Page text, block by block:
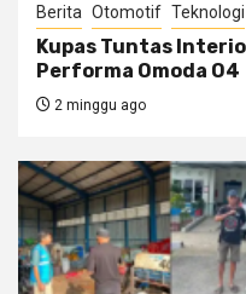
Berita Otomotif Teknologi
Kupas Tuntas
Performa Omoda O4
2 minggu ago